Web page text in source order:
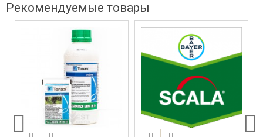
Рекомендуемые товары